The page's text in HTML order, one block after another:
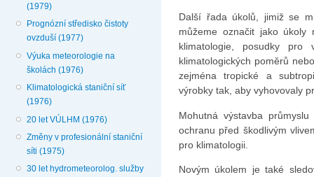
(1979)
Prognózní středisko čistoty
ovzduší (1977)
Výuka meteorologie na
školách (1976)
Klimatologická staniční síť
(1976)
20 let VÚLHM (1976)
Změny v profesionální staniční
síti (1975)
30 let hydrometeorolog. služby
Další řada úkolů, jimiž se
můžeme označit jako
klimatologie, posudky pro
klimatologických poměrů
zejména tropické a
výrobky tak, aby vy­hovovaly
Mohutná výstavba
ochranu před škodlivým
pro klimatologii.
Novým úkolem je také